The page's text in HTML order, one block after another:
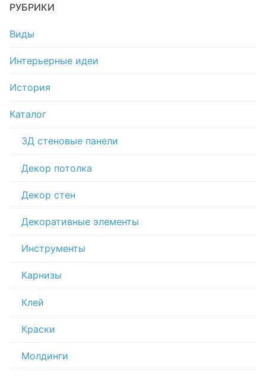
РУБРИКИ
Виды
Интерьерные идеи
История
Каталог
3Д стеновые панели
Декор потолка
Декор стен
Декоративные элементы
Инструменты
Карнизы
Клей
Краски
Молдинги